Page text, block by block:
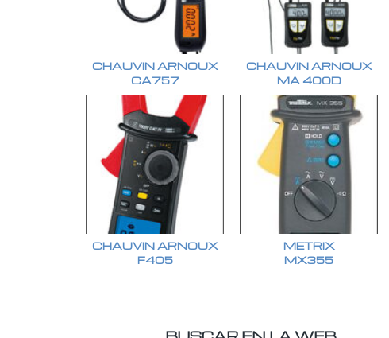
CHAUVIN ARNOUX
CA757
CHAUVIN ARNOUX
MA 400D
CHAUVIN ARNOUX
F405
METRIX
MX355